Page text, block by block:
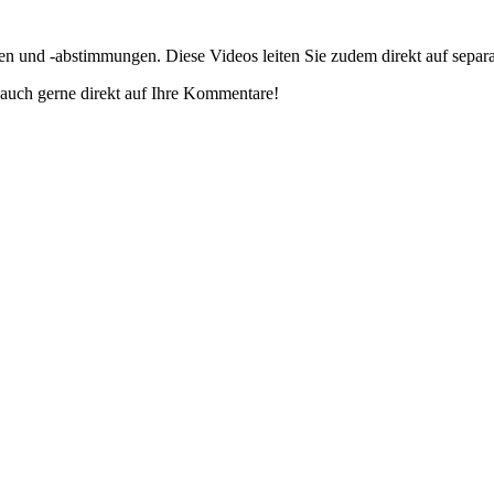
und -abstimmungen. Diese Videos leiten Sie zudem direkt auf
gerne direkt auf Ihre Kommentare!